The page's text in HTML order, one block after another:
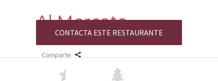
Al Mercato
Comparte
CONTACTA ESTE RESTAURANTE